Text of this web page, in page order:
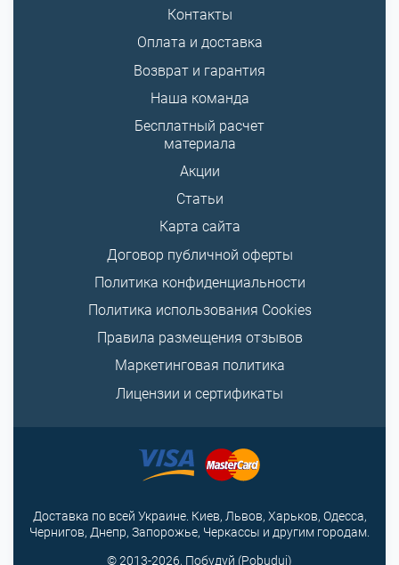
Контакты
Оплата и доставка
Возврат и гарантия
Наша команда
Бесплатный расчет
материала
Акции
Статьи
Карта сайта
Договор публичной оферты
Политика конфиденциальности
Политика использования Cookies
Правила размещения отзывов
Маркетинговая политика
Лицензии и сертификаты
© 2013-2026, Побудуй (Pobuduj)
Доставка по всей Украине. Киев, Львов, Харьков, Одесса,
Чернигов, Днепр, Запорожье, Черкассы и другим городам.